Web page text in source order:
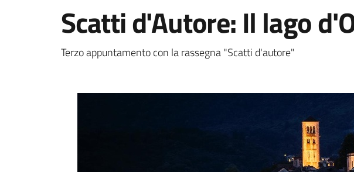
Scatti d'Autore: Il lago
Dettagli della notizia
Terzo appuntamento con la rassegna "Scatti d'autore"